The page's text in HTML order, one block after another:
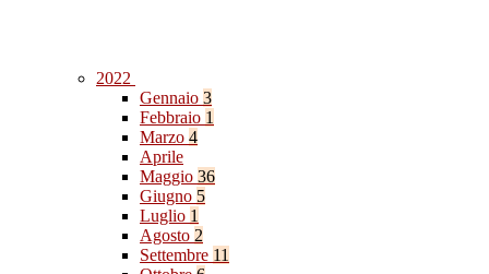
2022
Gennaio 3
Febbraio 1
Marzo 4
Aprile
Maggio 36
Giugno 5
Luglio 1
Agosto 2
Settembre 11